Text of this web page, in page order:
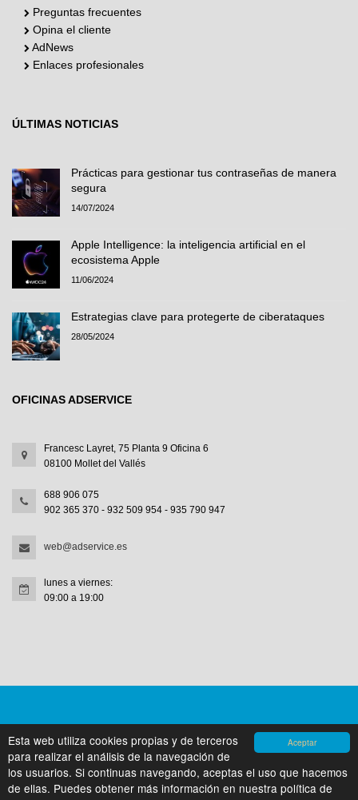
Aceptar
Esta web utiliza cookies propias y de terceros
para realizar el análisis de la navegación de
los usuarios. Si continuas navegando, aceptas el uso que hacemos
de ellas. Puedes obtener más información en nuestra política de
Preguntas frecuentes
Opina el cliente
AdNews
Enlaces profesionales
ÚLTIMAS NOTICIAS
Prácticas para gestionar tus contraseñas de manera
segura
14/07/2024
Apple Intelligence: la inteligencia artificial en el
ecosistema Apple
11/06/2024
Estrategias clave para protegerte de ciberataques
28/05/2024
OFICINAS ADSERVICE
Francesc Layret, 75 Planta 9 Oficina 6
08100 Mollet del Vallés
688 906 075
902 365 370 - 932 509 954 - 935 790 947
web@adservice.es
lunes a viernes:
09:00 a 19:00
© 2020 Advanced Service Quality, S.L. Reservados todos
los derechos
Aviso Legal
Privacidad | Cookies |